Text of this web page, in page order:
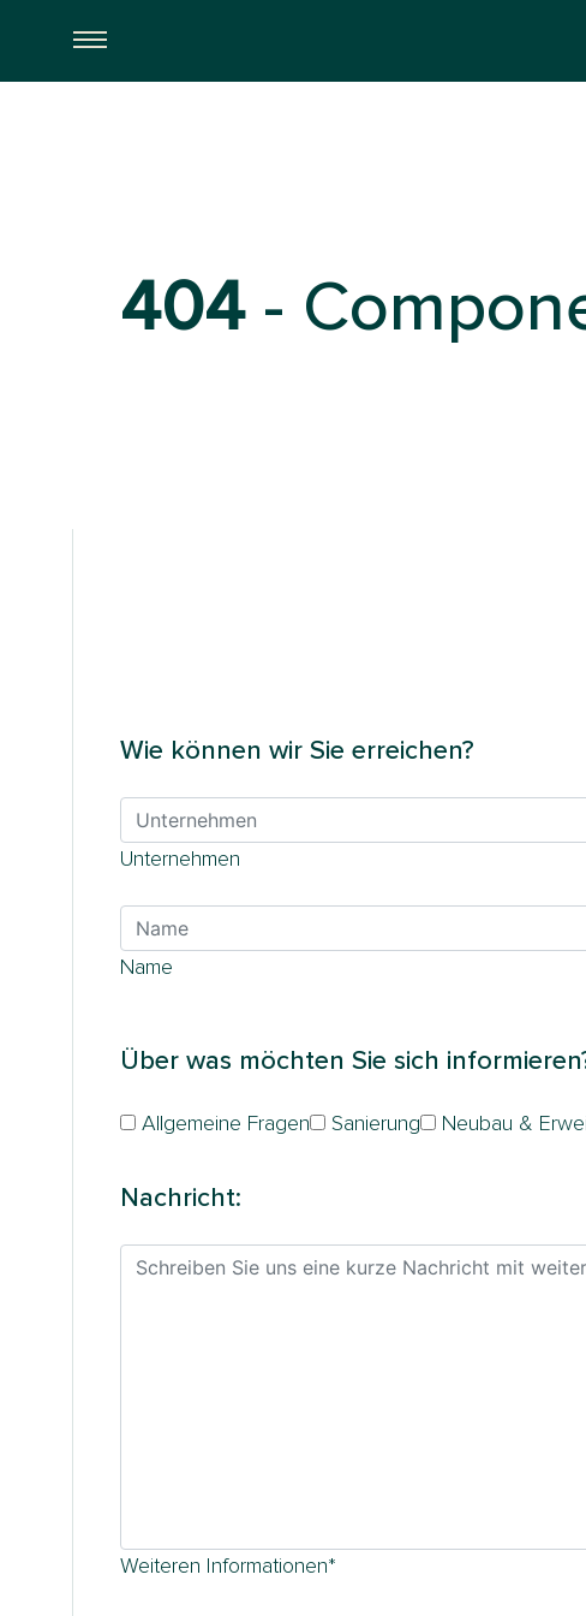
Autor:
404-
Wie können wir Sie erreichen?
Unternehmen
Name
Über was möchten Sie sich
Allgemeine Fragen Sanierung Neubau &
Nachricht:
Weiteren Informationen*